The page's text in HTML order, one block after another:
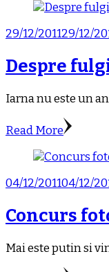
29/12/201129/12/
Despre
Iarna nu este un
Read More
04/12/201104/12/
Concurs
Mai este putin si